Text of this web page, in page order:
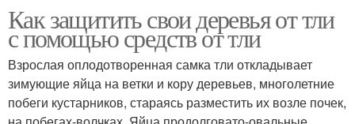
Как защитить свои деревья от тли
с помощью средств от тли
Взрослая оплодотворенная самка тли откладывает
зимующие яйца на ветки и кору деревьев, многолетние
побеги кустарников, стараясь разместить их возле почек,